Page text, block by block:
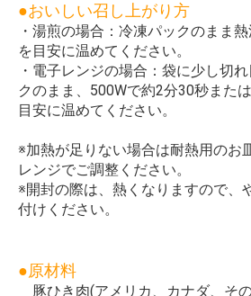
●おいしい召し上がり方
・湯煎の場合：冷凍パックのまま
を目安に温めてください。
・電子レンジの場合：袋に少し切
クのまま、500Wで約2分30秒また
目安に温めてください。
※加熱が足りない場合は耐熱用のお
レンジでご調整ください。
※開封の際は、熱くなりますので、
付けください。
●原材料
豚ひき肉(アメリカ、カナダ、そ